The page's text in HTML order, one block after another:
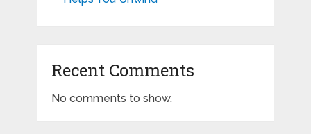
Recent Comments
No comments to show.